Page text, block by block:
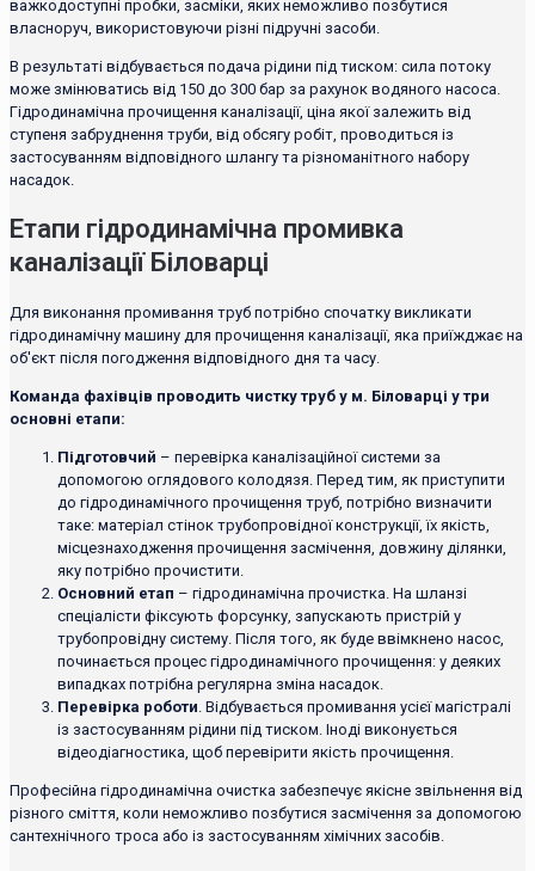
важкодоступні пробки, засміки, яких неможливо позбутися
власноруч, використовуючи різні підручні засоби.
В результаті відбувається подача рідини під тиском: сила потоку
може змінюватись від 150 до 300 бар за рахунок водяного насоса.
Гідродинамічна прочищення каналізації, ціна якої залежить від
ступеня забруднення труби, від обсягу робіт, проводиться із
застосуванням відповідного шлангу та різноманітного набору
насадок.
Етапи гідродинамічна промивка
каналізації Біловарці
Для виконання промивання труб потрібно спочатку викликати
гідродинамічну машину для прочищення каналізації, яка приїжджає на
об'єкт після погодження відповідного дня та часу.
Команда фахівців проводить чистку труб у м. Біловарці у три
основні етапи:
Підготовчий – перевірка каналізаційної системи за
допомогою оглядового колодязя. Перед тим, як приступити
до гідродинамічного прочищення труб, потрібно визначити
таке: матеріал стінок трубопровідної конструкції, їх якість,
місцезнаходження прочищення засмічення, довжину ділянки,
яку потрібно прочистити.
Основний етап – гідродинамічна прочистка. На шланзі
спеціалісти фіксують форсунку, запускають пристрій у
трубопровідну систему. Після того, як буде ввімкнено насос,
починається процес гідродинамічного прочищення: у деяких
випадках потрібна регулярна зміна насадок.
Перевірка роботи. Відбувається промивання усієї магістралі
із застосуванням рідини під тиском. Іноді виконується
відеодіагностика, щоб перевірити якість прочищення.
Професійна гідродинамічна очистка забезпечує якісне звільнення від
різного сміття, коли неможливо позбутися засмічення за допомогою
сантехнічного троса або із застосуванням хімічних засобів.